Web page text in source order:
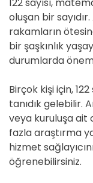
oluşan bir
rakamların
bir şaşkınlık
durumlarda
Birçok kişi için,
tanıdık gelebilir.
veya kuruluşa ait
fazla araştırma
hizmet
öğrenebilirsiniz.